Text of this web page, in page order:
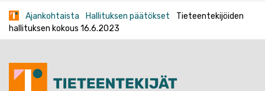
Ajankohtaista Hallituksen päätökset
Tieteentekijöiden
hallituksen kokous 16.6.2023